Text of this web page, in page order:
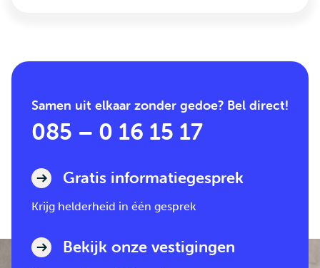
Samen uit elkaar zonder gedoe? Bel direct!
085 – 0 16 15 17
Gratis informatiegesprek
Krijg helderheid in één gesprek
Bekijk onze vestigingen